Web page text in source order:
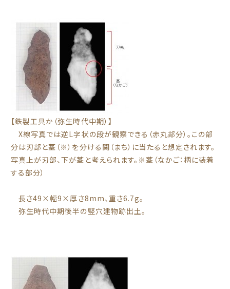
【鉄製工具か（弥生時代中期）】
X線写真では逆L字状の段が観察できる（赤丸部分）。この部
分は刃部と茎（※）を分ける関（まち）に当たると想定されます。
写真上が刃部、下が茎と考えられます。※茎（なかご：柄に装着
する部分）
長さ49×幅9×厚さ8mm、重さ6.7g。
弥生時代中期後半の竪穴建物跡出土。